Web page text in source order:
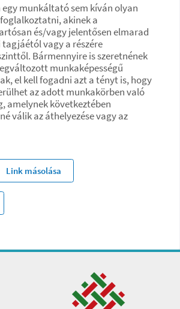
munkáltató sem kíván olyan
akinek a
és/vagy jelentősen elmarad
vagy a részére
Bármennyire is szeretnének
munkaképességű
el kell fogadni azt a tényt is, hogy
az adott munkakörben való
amelynek következtében
válik az áthelyezése vagy az
Link másolása